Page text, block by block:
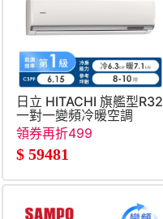
日立 HITACHI 旗艦型R32
一對一變頻冷暖空調
領券再折499
$ 59481